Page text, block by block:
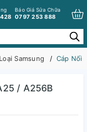
Báo Giá Sửa Chữa
0797 253 888
Samsung Cáp Nối
/ A256B